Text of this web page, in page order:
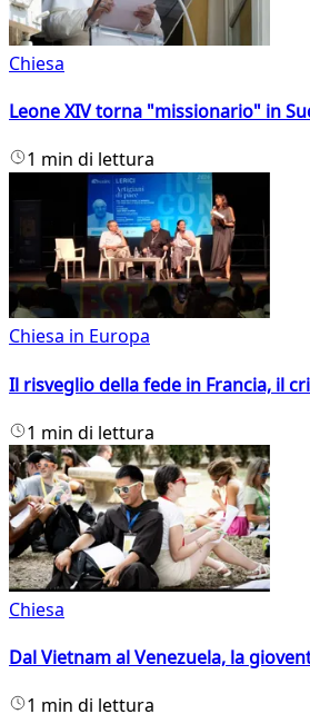
Chiesa
Leone XIV torna "missionario" in
1 min di lettura
Chiesa in Europa
Il risveglio della fede in Francia, il
1 min di lettura
Chiesa
Dal Vietnam al Venezuela, la
1 min di lettura